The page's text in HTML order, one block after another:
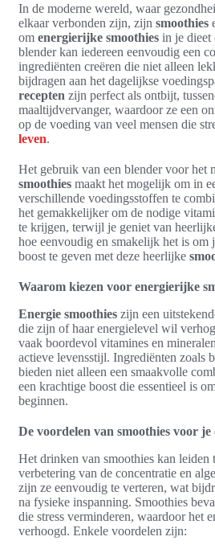
In de moderne wereld, waar
elkaar verbonden zijn, zijn smoothies
om energierijke smoothies in je dieet
blender kan iedereen eenvoudig een
ingrediënten creëren die niet alleen
bijdragen aan het dagelijkse
recepten zijn perfect als ontbijt,
maaltijdvervanger, waardoor ze een
op de voeding van veel mensen die
leven.
Het gebruik van een blender voor het
smoothies maakt het mogelijk om in
verschillende voedingsstoffen te
het gemakkelijker om de nodige
te krijgen, terwijl je geniet van
hoe eenvoudig en smakelijk het is om
boost te geven met deze heerlijke
Waarom kiezen voor energierijke
Energie smoothies zijn een
die zijn of haar energielevel wil
vaak boordevol vitamines en
actieve levensstijl. Ingrediënten zoals
bieden niet alleen een smaakvolle
een krachtige boost die essentieel is
beginnen.
De voordelen van smoothies voor je
Het drinken van smoothies kan leiden
verbetering van de concentratie en
zijn ze eenvoudig te verteren, wat
na fysieke inspanning. Smoothies
die stress verminderen, waardoor het
verhoogd. Enkele voordelen zijn: